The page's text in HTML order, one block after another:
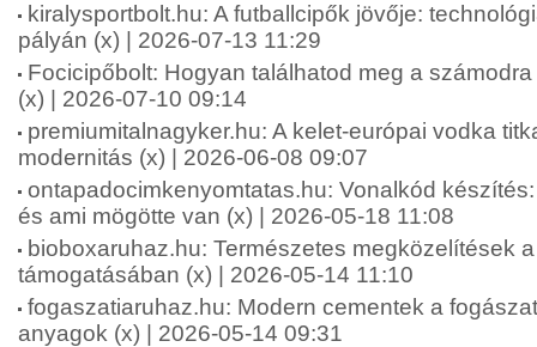
kiralysportbolt.hu: A futballcipők jövője:
pályán (x) | 2026-07-13 11:29
Focicipőbolt: Hogyan találhatod meg a
(x) | 2026-07-10 09:14
premiumitalnagyker.hu: A kelet-európai vodka
modernitás (x) | 2026-06-08 09:07
ontapadocimkenyomtatas.hu: Vonalkód
és ami mögötte van (x) | 2026-05-18 11:08
bioboxaruhaz.hu: Természetes megközelítések
támogatásában (x) | 2026-05-14 11:10
fogaszatiaruhaz.hu: Modern cementek a
anyagok (x) | 2026-05-14 09:31